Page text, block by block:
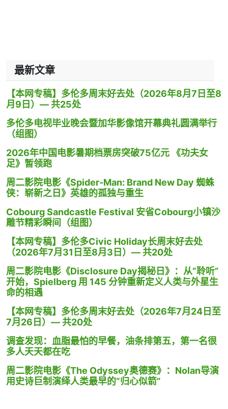
最新文章
【本网专稿】多伦多周末好去处（2026年8月7日至8
月9日）— 共25处
多伦多电视毕业晚会暨加华影像馆开幕典礼圆满举行
（组图）
2026年中国电影暑期档票房突破75亿元 《功夫女
足》暂领跑
周二影院电影《Spider-Man: Brand New Day 蜘蛛
侠：崭新之日》英雄的孤独与重生
Cobourg Sandcastle Festival 安省Cobourg小镇沙
雕节精彩瞬间（组图）
【本网专稿】多伦多Civic Holiday长周末好去处
（2026年7月31日至8月3日）— 共20处
周二影院电影《Disclosure Day揭秘日》：从“聆听”
开始，Spielberg 用 145 分钟重新定义人类与外星生
命的相遇
【本网专稿】多伦多周末好去处（2026年7月24日至
7月26日）— 共20处
调查发现：血脂最怕的早餐，油条排第五，第一名很
多人天天都在吃
周二影院电影《The Odyssey奥德赛》：Nolan导演
用史诗巨制演绎人类最早的“归心似箭”